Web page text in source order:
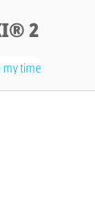
2
my time